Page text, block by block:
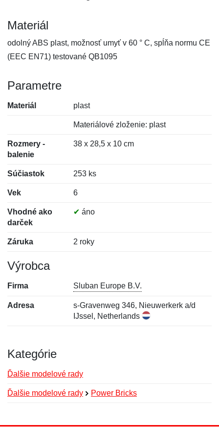
Materiál
odolný ABS plast, možnosť umyť v 60 ° C, spĺňa normu CE
(EEC EN71) testované QB1095
Parametre
Materiál plast
Materiálové zloženie: plast
Rozmery -
balenie
38 x 28,5 x 10 cm
Súčiastok 253 ks
Vek 6
Vhodné ako
darček
✔ áno
Záruka 2 roky
Výrobca
Firma Sluban Europe B.V.
Adresa
s-Gravenweg 346, Nieuwerkerk a/d
IJssel, Netherlands
Kategórie
Ďalšie modelové rady
Ďalšie modelové rady Power Bricks